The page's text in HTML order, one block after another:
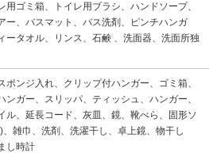
用ゴミ箱、トイレ用ブラシ、ハンドソープ、
ー、バスマット、バス洗剤、ピンチハンガ
ータオル、リンス、石鹸 、洗面器、洗面所独
ポンジ入れ、クリップ付ハンガー、ゴミ箱、
ンガー、スリッパ、ティッシュ、ハンガー、
ル、延長コード、灰皿、鏡、靴べら、固形ソ
、雑巾、洗剤、洗濯干し、卓上鏡、物干し
し時計